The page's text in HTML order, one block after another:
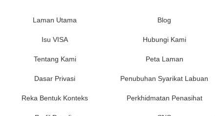
Laman Utama Blog
Isu VISA Hubungi Kami
Tentang Kami Peta Laman
Dasar Privasi Penubuhan Syarikat Labuan
Reka Bentuk Konteks Perkhidmatan Penasihat